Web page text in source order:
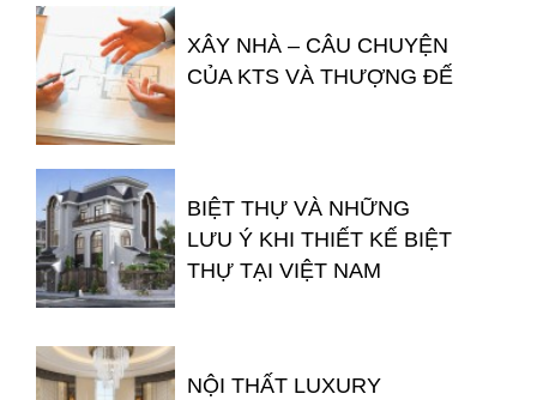
XÂY NHÀ – CÂU CHUYỆN
CỦA KTS VÀ THƯỢNG ĐẾ
BIỆT THỰ VÀ NHỮNG
LƯU Ý KHI THIẾT KẾ BIỆT
THỰ TẠI VIỆT NAM
NỘI THẤT LUXURY